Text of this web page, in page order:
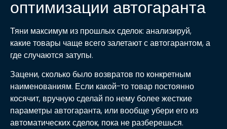
оптимизации автогаранта
Тяни максимум из прошлых сделок: анализируй,
какие товары чаще всего залетают с автогарантом, а
где случаются затупы.
Зацени, сколько было возвратов по конкретным
наименованиям. Если какой-то товар постоянно
косячит, вручную сделай по нему более жесткие
параметры автогаранта, или вообще убери его из
автоматических сделок, пока не разберешься.